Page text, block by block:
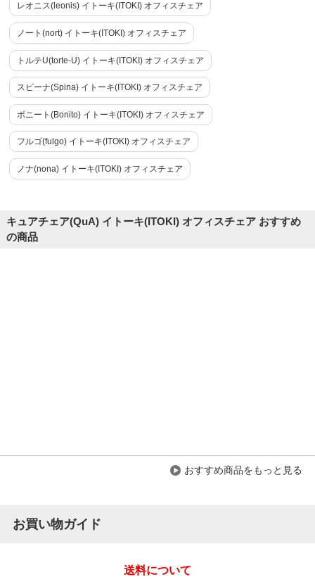
レオニス(leonis) イトーキ(ITOKI) オフィスチェア
ノート(nort) イトーキ(ITOKI) オフィスチェア
トルテU(torte-U) イトーキ(ITOKI) オフィスチェア
スピーナ(Spina) イトーキ(ITOKI) オフィスチェア
ボニート(Bonito) イトーキ(ITOKI) オフィスチェア
フルゴ(fulgo) イトーキ(ITOKI) オフィスチェア
ノナ(nona) イトーキ(ITOKI) オフィスチェア
キュアチェア(QuA) イトーキ(ITOKI) オフィスチェア おすすめ
の商品
おすすめ商品をもっと見る
お買い物ガイド
送料について